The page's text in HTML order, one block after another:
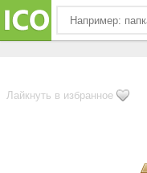
Лайкнуть в избранное